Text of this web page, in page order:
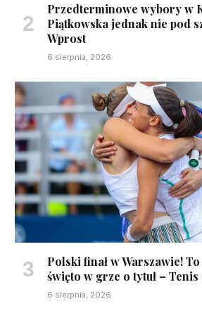
Przedterminowe wybory w
Piątkowska jednak nie pod
Wprost
6 sierpnia, 2026
Polski finał w Warszawie!
święto w grze o tytuł –
6 sierpnia, 2026